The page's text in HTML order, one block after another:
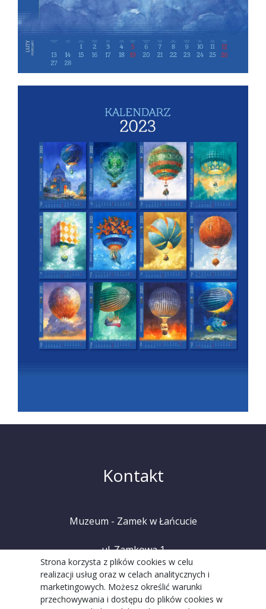
Strona korzysta z plików cookies w celu
realizacji usług oraz w celach analitycznych i
marketingowych. Możesz określić warunki
przechowywania i dostępu do plików cookies w
Kontakt
Muzeum - Zamek w Łańcucie
ul. Zamkowa 1
37-100 Łańcut